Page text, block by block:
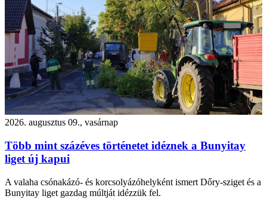
2026. augusztus 09., vasárnap
Több mint százéves történetet idéznek a Bunyitay
liget új kapui
A valaha csónakázó- és korcsolyázóhelyként ismert Dőry-sziget és a
Bunyitay liget gazdag múltját idézzük fel.